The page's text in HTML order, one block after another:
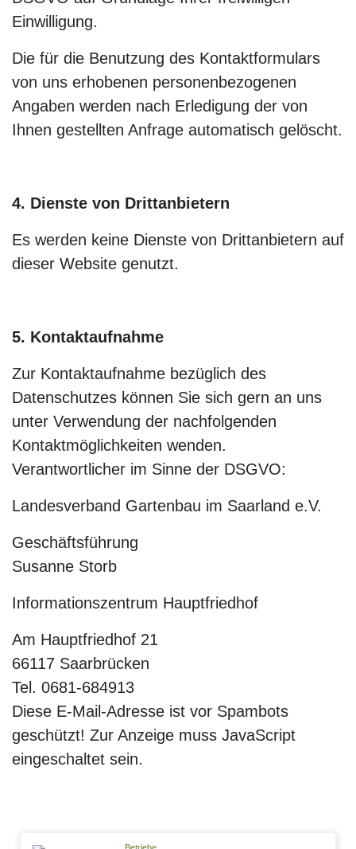
Einwilligung.
Die für die Benutzung des Kontaktformulars
von uns erhobenen personenbezogenen
Angaben werden nach Erledigung der von
Ihnen gestellten Anfrage automatisch gelöscht.
4. Dienste von Drittanbietern
Es werden keine Dienste von Drittanbietern auf
dieser Website genutzt.
5. Kontaktaufnahme
Zur Kontaktaufnahme bezüglich des
Datenschutzes können Sie sich gern an uns
unter Verwendung der nachfolgenden
Kontaktmöglichkeiten wenden.
Verantwortlicher im Sinne der DSGVO:
Landesverband Gartenbau im Saarland e.V.
Geschäftsführung
Susanne Storb
Informationszentrum Hauptfriedhof
Am Hauptfriedhof 21
66117 Saarbrücken
Tel. 0681-684913
Diese E-Mail-Adresse ist vor Spambots
geschützt! Zur Anzeige muss JavaScript
eingeschaltet sein.